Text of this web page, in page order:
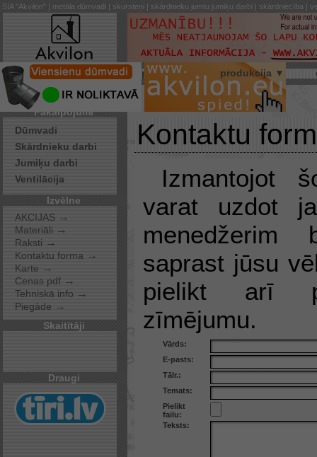
SIA "Akvilon" | metāla dūmvadi | skursteņi | skārdnieku jumtu jumiķu darbi | skārdniecība |
par mums produkcija ▼
Pakalpojumi
Dūmvadi
Skārdnieku darbi
Jumiķu darbi
Ventilācija
Izvēlne
AKCIJAS →
Materiāli →
Raksti →
Kontaktu forma →
Karte →
Cenas pdf →
Tehniskā info →
Piegāde →
Skaitītāji
Draugi
Kontaktu
Izmantojot
varat uzdot
menedžerim
saprast jūsu
pielikt arī
zīmējumu.
Vārds:
E-pasts:
Tālr.:
Temats:
Pielikt
failu:
Teksts: